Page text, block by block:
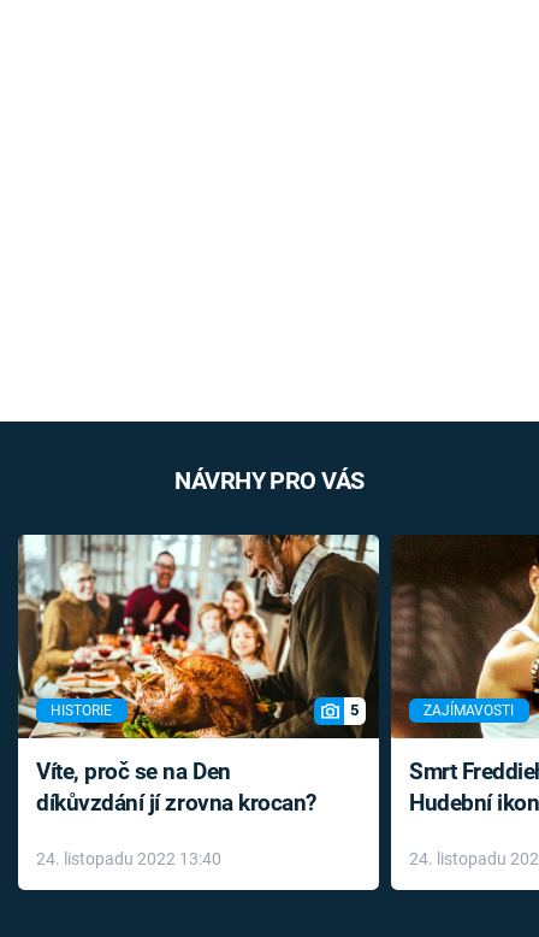
NÁVRHY PRO VÁS
HISTORIE 5
Víte, proč se na Den
díkůvzdání jí zrovna krocan?
24. listopadu 2022 13:40
ZAJÍMAVOSTI
Smrt
Hudební
léky
24. listopadu